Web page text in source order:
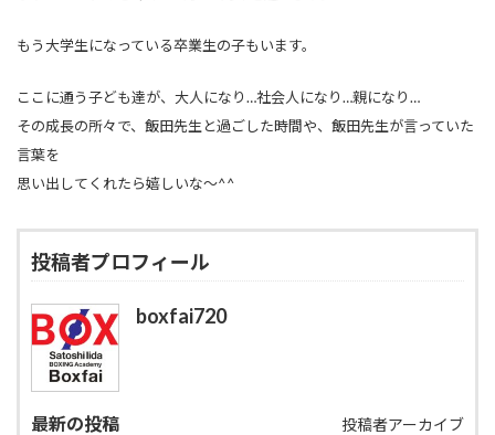
もう大学生になっている卒業生の子もいます。
ここに通う子ども達が、大人になり…社会人になり…親になり…
その成長の所々で、飯田先生と過ごした時間や、飯田先生が言っていた
言葉を
思い出してくれたら嬉しいな～^^
投稿者プロフィール
boxfai720
最新の投稿 投稿者アーカイブ